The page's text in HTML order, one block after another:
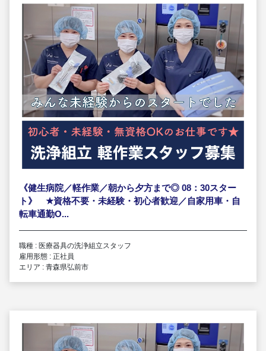
《健生病院／軽作業／朝から夕方まで◎ 08：30スター
ト》 ★資格不要・未経験・初心者歓迎／自家用車・自
転車通勤O...
職種 : 医療器具の洗浄組立スタッフ
雇用形態 : 正社員
エリア : 青森県弘前市